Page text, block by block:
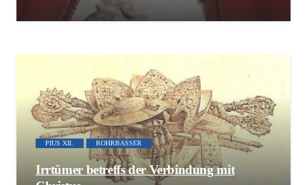
PIUS XII. ROHRBASSER
Irrtümer betreffs der Verbindung mit